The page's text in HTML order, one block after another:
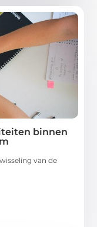
binnen
van de